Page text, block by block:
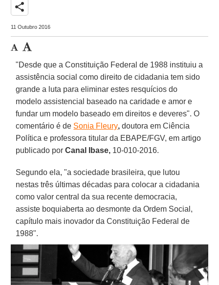
share
11 Outubro 2016
"Desde que a Constituição Federal de 1988 instituiu a
assistência social como direito de cidadania tem sido
grande a luta para eliminar estes resquícios do
modelo assistencial baseado na caridade e amor e
fundar um modelo baseado em direitos e deveres". O
comentário é de Sonia Fleury, doutora em Ciência
Política e professora titular da EBAPE/FGV, em artigo
publicado porCanal Ibase, 10-010-2016.
Segundo ela, "a sociedade brasileira, que lutou
nestas três últimas décadas para colocar a cidadania
como valor central da sua recente democracia,
assiste boquiaberta ao desmonte da Ordem Social,
capítulo mais inovador da Constituição Federal de
1988".